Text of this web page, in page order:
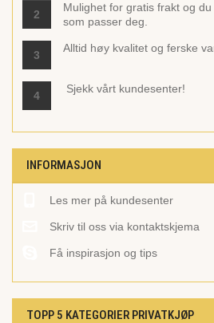
2
Mulighet for gratis frakt og
som passer deg.
3
Alltid høy kvalitet og ferske
4
Sjekk vårt kundesenter!
INFORMASJON
Les mer på kundesenter
Skriv til oss via kontaktskjema
Få inspirasjon og tips
TOPP 5 KATEGORIER PRIVATKJØP